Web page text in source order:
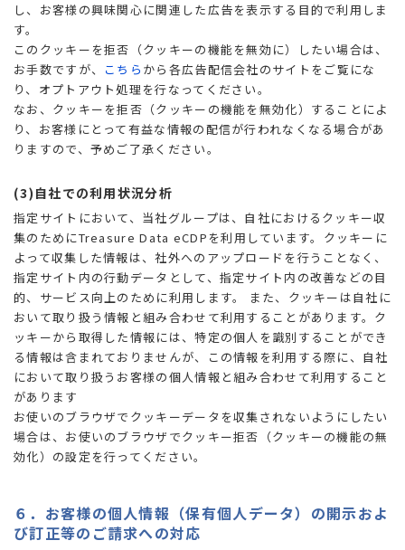
し、お客様の興味関心に関連した広告を表示する目的で利用しま
す。
このクッキーを拒否（クッキーの機能を無効に）したい場合は、
お手数ですが、 こちら から各広告配信会社のサイトをご覧にな
り、オプトアウト処理を行なってください。
なお、クッキーを拒否（クッキーの機能を無効化）することによ
り、お客様にとって有益な情報の配信が行われなくなる場合があ
りますので、予めご了承ください。
(3)自社での利用状況分析
指定サイトにおいて、当社グループは、自社におけるクッキー収
集のためにTreasure Data eCDPを利用しています。クッキーに
よって収集した情報は、社外へのアップロードを行うことなく、
指定サイト内の行動データとして、指定サイト内の改善などの目
的、サービス向上のために利用します。 また、クッキーは自社に
おいて取り扱う情報と組み合わせて利用することがあります。ク
ッキーから取得した情報には、特定の個人を識別することができ
る情報は含まれておりませんが、この情報を利用する際に、自社
において取り扱うお客様の個人情報と組み合わせて利用すること
があります
お使いのブラウザでクッキーデータを収集されないようにしたい
場合は、お使いのブラウザでクッキー拒否（クッキーの機能の無
効化）の設定を行ってください。
６．お客様の個人情報（保有個人データ）の開示およ
び訂正等のご請求への対応